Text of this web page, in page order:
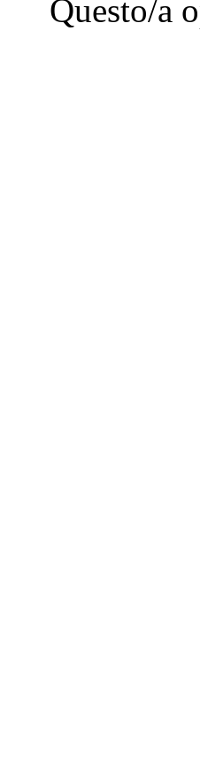
Questo/a